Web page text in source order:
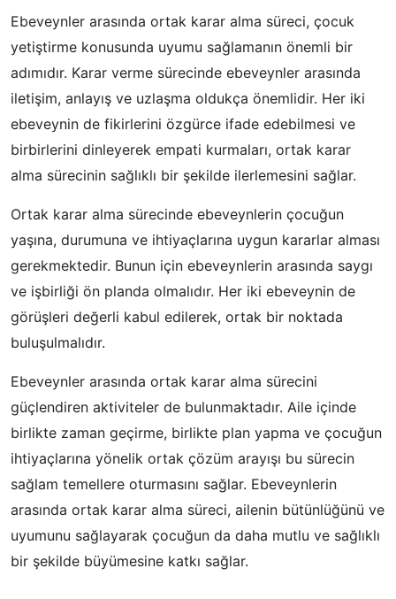
Ebeveynler arasında ortak karar alma süreci, çocuk
yetiştirme konusunda uyumu sağlamanın önemli bir
adımıdır. Karar verme sürecinde ebeveynler arasında
iletişim, anlayış ve uzlaşma oldukça önemlidir. Her iki
ebeveynin de fikirlerini özgürce ifade edebilmesi ve
birbirlerini dinleyerek empati kurmaları, ortak karar
alma sürecinin sağlıklı bir şekilde ilerlemesini sağlar.
Ortak karar alma sürecinde ebeveynlerin çocuğun
yaşına, durumuna ve ihtiyaçlarına uygun kararlar alması
gerekmektedir. Bunun için ebeveynlerin arasında saygı
ve işbirliği ön planda olmalıdır. Her iki ebeveynin de
görüşleri değerli kabul edilerek, ortak bir noktada
buluşulmalıdır.
Ebeveynler arasında ortak karar alma sürecini
güçlendiren aktiviteler de bulunmaktadır. Aile içinde
birlikte zaman geçirme, birlikte plan yapma ve çocuğun
ihtiyaçlarına yönelik ortak çözüm arayışı bu sürecin
sağlam temellere oturmasını sağlar. Ebeveynlerin
arasında ortak karar alma süreci, ailenin bütünlüğünü ve
uyumunu sağlayarak çocuğun da daha mutlu ve sağlıklı
bir şekilde büyümesine katkı sağlar.